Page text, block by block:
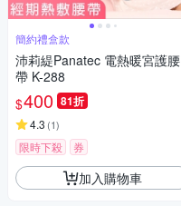
簡約禮盒款
沛莉緹Panatec 電熱暖宮護腰
帶 K-288
$400 81折
4.3 (1)
限時下殺 券
加入購物車